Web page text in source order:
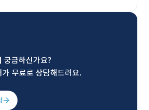
궁금하신가요?
무료로 상담해드려요.